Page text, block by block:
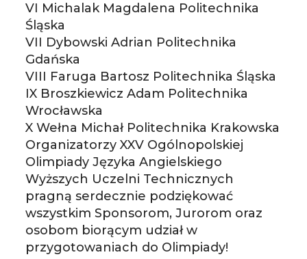
VI Michalak Magdalena Politechnika
Śląska
VII Dybowski Adrian Politechnika
Gdańska
VIII Faruga Bartosz Politechnika Śląska
IX Broszkiewicz Adam Politechnika
Wrocławska
X Wełna Michał Politechnika Krakowska
Organizatorzy XXV Ogólnopolskiej
Olimpiady Języka Angielskiego
Wyższych Uczelni Technicznych
pragną serdecznie podziękować
wszystkim Sponsorom, Jurorom oraz
osobom biorącym udział w
przygotowaniach do Olimpiady!